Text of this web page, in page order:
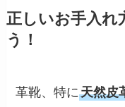
正しいお手入れ
う！
革靴、特に天然皮